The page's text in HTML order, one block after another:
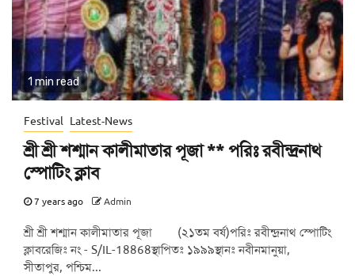
1 min read
Festival Latest-News
শ্রী শ্রী শশ্মান কালীমাতার পূজা ** পরিঃ রবীন্দ্রনাথ
স্পোটিং ক্লাব
7 years ago Admin
শ্রী শ্রী শশ্মান কালীমাতার পূজা (২১তম বর্ষ)পরিঃ রবীন্দ্রনাথ স্পোটিং
ক্লাবরেজিঃ নং - S/IL-18868স্থাপিতঃ ১৯৯৯স্থানঃ নবীনমানুয়া,
সীতাপুর, পশ্চিম...